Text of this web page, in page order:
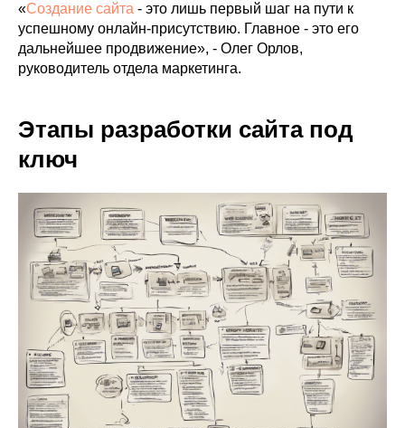
«Создание сайта - это лишь первый шаг на пути к
успешному онлайн-присутствию. Главное - это его
дальнейшее продвижение», - Олег Орлов,
руководитель отдела маркетинга.
Этапы разработки сайта под
ключ